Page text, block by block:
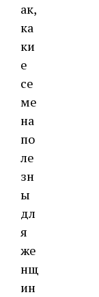
ак,
ка
ки
е
се
ме
на
по
ле
зн
ы
дл
я
же
нщ
ин